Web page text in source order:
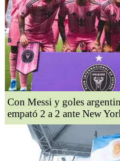
Con Messi y goles
empató 2 a 2 ante New